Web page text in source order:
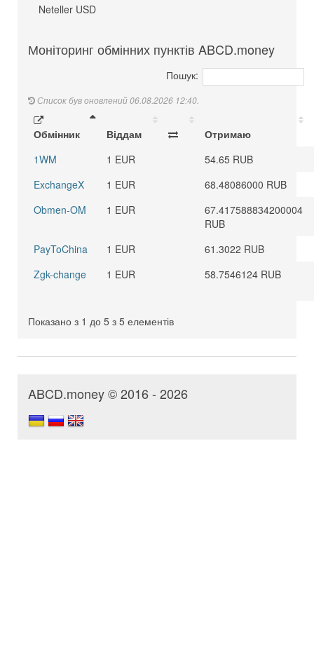
Neteller USD
Моніторинг обмінних пунктів ABCD.money
Пошук:
Список був оновлений 06.08.2026 12:40.
Обмінник Віддам
Отримаю
1WM
1 EUR
54.65 RUB
ExchangeX
1 EUR
68.48086000 RUB
Obmen-OM
1 EUR
67.417588834200004
RUB
PayToChina
1 EUR
61.3022 RUB
Zgk-change
1 EUR 58.7546124 RUB
Показано з 1 до 5 з 5 елементів
ABCD.money © 2016 - 2026